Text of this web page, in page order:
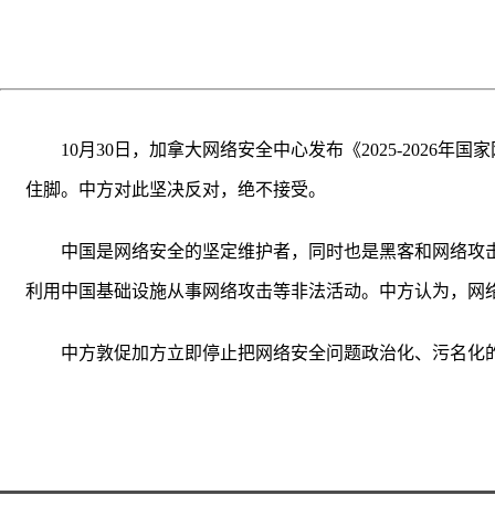
10月30日，加拿大网络安全中心发布《2025-2026年国
住脚。中方对此坚决反对，绝不接受。
中国是网络安全的坚定维护者，同时也是黑客和网络
利用中国基础设施从事网络攻击等非法活动。中方认为，
中方敦促加方立即停止把网络安全问题政治化、污名